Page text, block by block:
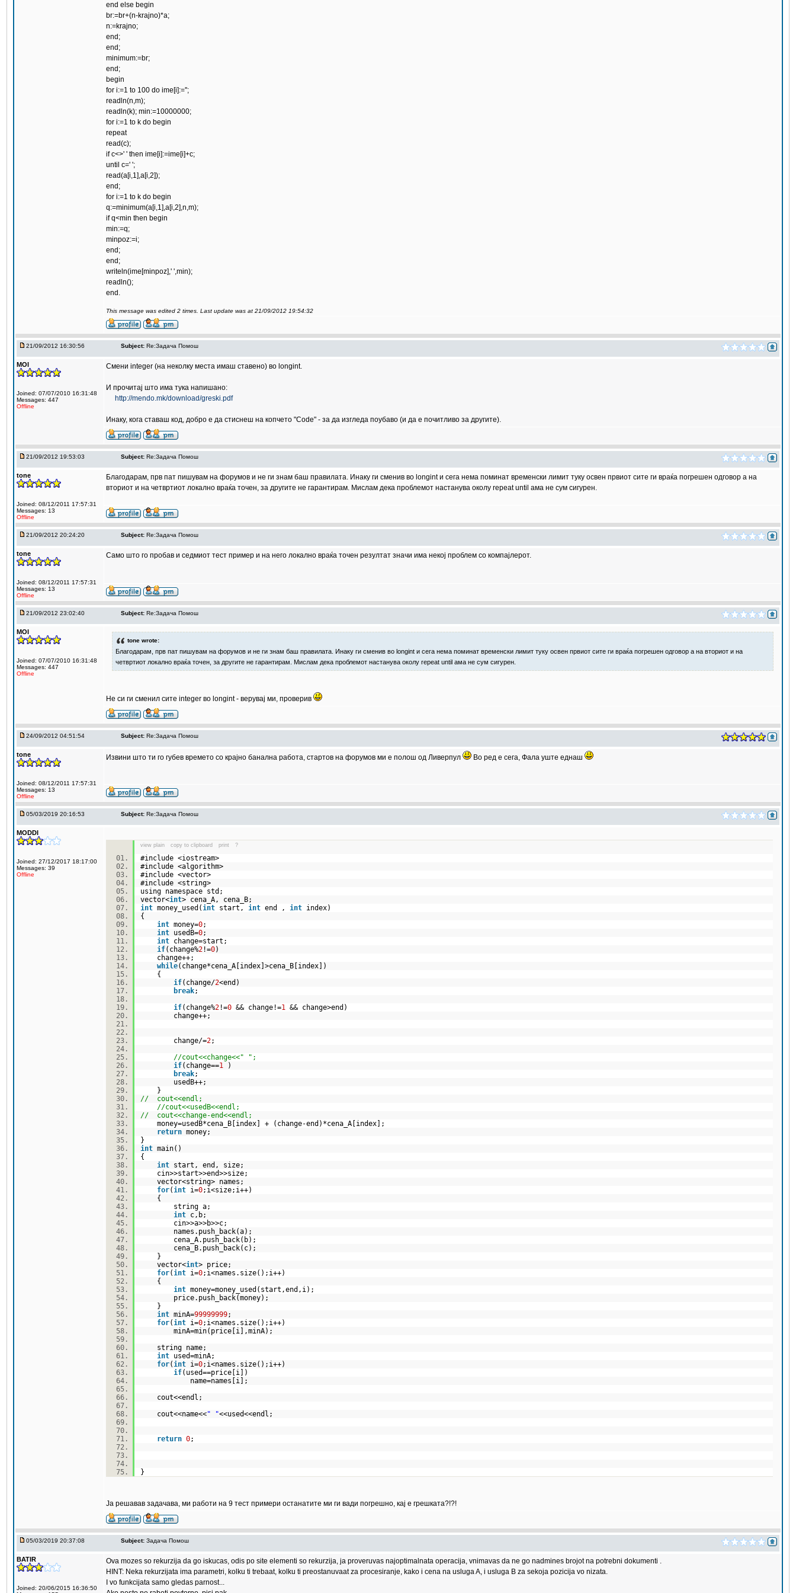
end else begin
br:=br+(n-krajno)*a;
n:=krajno;
end;
end;
minimum:=br;
end;
begin
for i:=1 to 100 do ime[i]:='';
readln(n,m);
readln(k); min:=10000000;
for i:=1 to k do begin
repeat
read(c);
if c<>' ' then ime[i]:=ime[i]+c;
until c=' ';
read(a[i,1],a[i,2]);
end;
for i:=1 to k do begin
q:=minimum(a[i,1],a[i,2],n,m);
if q<min then begin
min:=q;
minpoz:=i;
end;
end;
writeln(ime[minpoz],' ',min);
readln();
end.
This message was edited 2 times. Last update was at 21/09/2012 19:54:32
21/09/2012 16:30:56 Subject: Re:Задача Помош
MOI
Joined: 07/07/2010 16:31:48
Messages: 447
Offline
Смени integer (на неколку места имаш ставено) во longint.
И прочитај што има тука напишано:
http://mendo.mk/download/greski.pdf
Инаку, кога ставаш код, добро е да стиснеш на копчето "Code" - за да изгледа поубаво (и да е почитливо за другите).
21/09/2012 19:53:03 Subject: Re:Задача Помош
tone
Joined: 08/12/2011 17:57:31
Messages: 13
Offline
Благодарам, прв пат пишувам на форумов и не ги знам баш правилата. Инаку ги сменив во longint и сега нема поминат временски лимит туку освен првиот сите ги враќа погрешен одговор а на
вториот и на четвртиот локално враќа точен, за другите не гарантирам. Мислам дека проблемот настанува околу repeat until ама не сум сигурен.
21/09/2012 20:24:20 Subject: Re:Задача Помош
tone
Joined: 08/12/2011 17:57:31
Messages: 13
Offline
Само што го пробав и седмиот тест пример и на него локално враќа точен резултат значи има некој проблем со компајлерот.
21/09/2012 23:02:40 Subject: Re:Задача Помош
MOI
Joined: 07/07/2010 16:31:48
Messages: 447
Offline
tone wrote:
Благодарам, прв пат пишувам на форумов и не ги знам баш правилата. Инаку ги сменив во longint и сега нема поминат временски лимит туку освен првиот сите ги враќа погрешен одговор а на вториот и на
четвртиот локално враќа точен, за другите не гарантирам. Мислам дека проблемот настанува околу repeat until ама не сум сигурен.
Не си ги сменил сите integer во longint - верувај ми, проверив
24/09/2012 04:51:54 Subject: Re:Задача Помош
tone
Joined: 08/12/2011 17:57:31
Messages: 13
Offline
Извини што ти го губев времето со крајно банална работа, стартов на форумов ми е полош од Ливерпул Во ред е сега, Фала уште еднаш
05/03/2019 20:16:53 Subject: Re:Задача Помош
MODDI
Joined: 27/12/2017 18:17:00
Messages: 39
Offline
view plain copy to clipboard print ?
#include <iostream>
#include <algorithm>
#include <vector>
#include <string>
using namespace std;
vector<int> cena_A, cena_B;
int money_used(int start, int end , int index)
{
int money=0;
int usedB=0;
int change=start;
if(change%2 !=0)
change++;
while(change*cena_A[index]>cena_B[index])
{
if(change/2<end)
break;
if(change%2 !=0 && change!=1 && change>end)
change++;
change/=2;
//cout<<change<<" ";
if(change==1 )
break;
usedB++;
}
// cout<<endl;
//cout<<usedB<<endl;
// cout<<change-end<<endl;
money=usedB*cena_B[index] + (change-end)*cena_A[index];
return money;
}
int main()
{
int start, end, size;
cin>>start>>end>>size;
vector<string> names;
for(int i=0;i<size;i++)
{
string a;
int c,b;
cin>>a>>b>>c;
names.push_back(a);
cena_A.push_back(b);
cena_B.push_back(c);
}
vector<int> price;
for(int i=0;i<names.size();i++)
{
int money=money_used(start,end,i);
price.push_back(money);
}
int minA=99999999;
for(int i=0;i<names.size();i++)
minA=min(price[i],minA);
string name;
int used=minA;
for(int i=0;i<names.size();i++)
if(used==price[i])
name=names[i];
cout<<endl;
cout<<name<<" "<<used<<endl;
return 0;
}
Ја решавав задачава, ми работи на 9 тест примери останатите ми ги вади погрешно, кај е грешката?!?!
05/03/2019 20:37:08 Subject: Задача Помош
BATIR
Joined: 20/06/2015 16:36:50
Ova mozes so rekurzija da go iskucas, odis po site elementi so rekurzija, ja proveruvas najoptimalnata operacija, vnimavas da ne go nadmines brojot na potrebni dokumenti .
HINT: Neka rekurzijata ima parametri, kolku ti trebaat, kolku ti preostanuvaat za procesiranje, kako i cena na usluga A, i usluga B za sekoja pozicija vo nizata.
I vo funkcijata samo gledas parnost...